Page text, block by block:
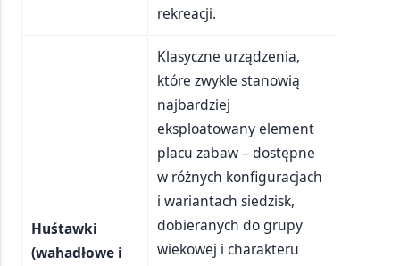
rekreacji.
Huśtawki
(wahadłowe i
Klasyczne urządzenia,
które zwykle stanowią
najbardziej
eksploatowany element
placu zabaw – dostępne
w różnych konfiguracjach
i wariantach siedzisk,
dobieranych do grupy
wiekowej i charakteru